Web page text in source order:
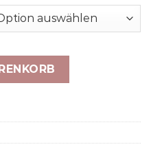
1ml Menge